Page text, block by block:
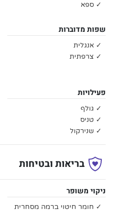
✓ ספא
שפות מדוברות
✓ אנגלית
✓ צרפתית
פעילויות
✓ גולף
✓ טניס
✓ שנירקול
בריאות ובטיחות
ניקוי משופר
✓ חומר חיטוי ברמה מסחרית